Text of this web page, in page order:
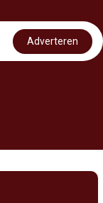
Adverteren